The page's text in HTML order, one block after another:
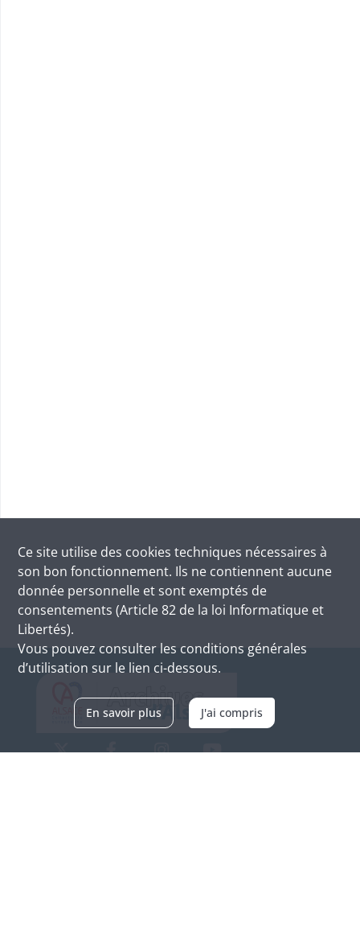
Ce site utilise des cookies techniques nécessaires à
son bon fonctionnement. Ils ne contiennent aucune
donnée personnelle et sont exemptés de
consentements (Article 82 de la loi Informatique et
Libertés).
Vous pouvez consulter les conditions générales
d’utilisation sur le lien ci-dessous.
En savoir plus J'ai compris